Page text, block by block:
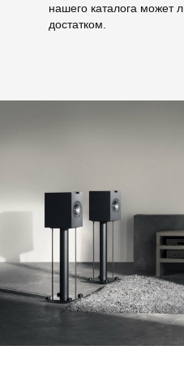
нашего каталога может
достатком.